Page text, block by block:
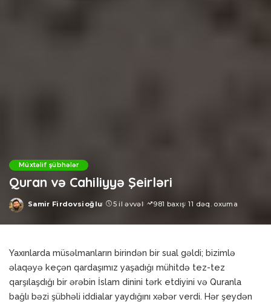
Müxtəlif şübhələr
Quran və Cahiliyyə Şeirləri
Posted
Samir Firdovsioğlu 5 il əvvəl 981 baxış 11 dəq. oxuma
Yaxınlarda müsəlmanların birindən bir sual gəldi; bizimlə
əlaqəyə keçən qardaşımız yaşadığı mühitdə tez-tez
qarşılaşdığı bir ərəbin İslam dinini tərk etdiyini və Quranla
bağlı bəzi şübhəli iddialar yaydığını xəbər verdi. Hər şeydən